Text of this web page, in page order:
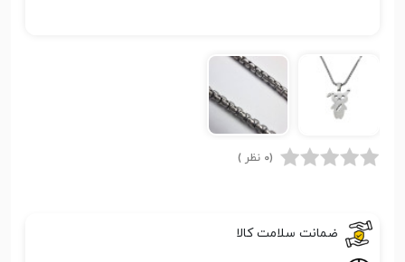
(0 نظر )
ضمانت سلامت کالا